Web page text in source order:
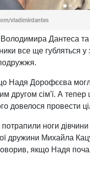
vladimirdantes
Дантеса
все ще губляться
Надя Дорофєєва
другом сім'ї. А
довелося провести
ноги дівчини
дружини Михайла
якщо Надя